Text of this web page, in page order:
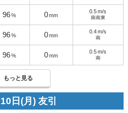
96 % 0 mm
0.5 m/s
南南東
96 % 0 mm
0.4 m/s
南
96 % 0 mm
0.5 m/s
南
もっと見る
日(月) 友引